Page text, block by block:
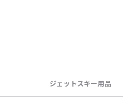
ジェットスキー用品